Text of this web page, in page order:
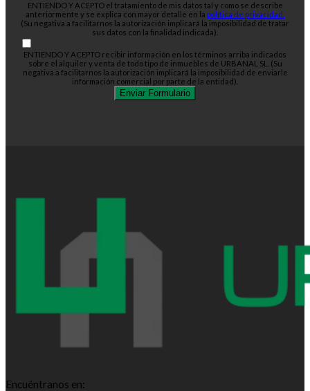
ENTIENDO Y ACEPTO el tratamiento de mis datos tal y como se describe
anteriormente y se explica con mayor detalle en la política de privacidad.
(Su negativa a facilitarnos la autorización implicará la imposibilidad de tratar
sus datos con la finalidad indicada).
ENTIENDO Y ACEPTO recibir información en los términos arriba indicados
sobre el alquiler y venta de todo tipo de inmuebles de URBANAL SL. (Su
negativa a facilitarnos la autorización implicará la imposibilidad de enviarle
información comercial por parte de la entidad).
Encuéntranos en: